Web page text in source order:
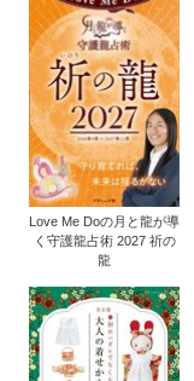
Love Me Doの月と龍が導
く守護龍占術 2027 祈の
龍